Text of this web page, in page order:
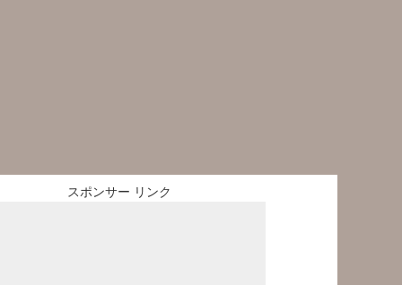
スポンサー リンク